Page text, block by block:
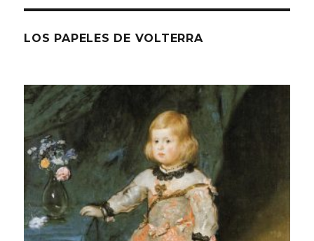
LOS PAPELES DE VOLTERRA